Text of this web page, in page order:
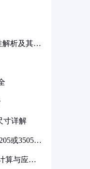
解析及其在
寸详解
或3505代
算与应用